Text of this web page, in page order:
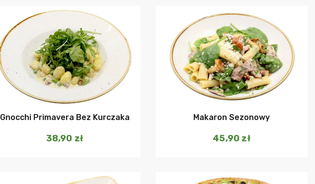
Dodaj do koszyka
Gnocchi Primavera Bez Kurczaka
38,90 zł
Dodaj do koszyka
Makaron Sezonowy
45,90 zł